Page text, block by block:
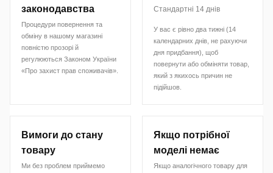
законодавства
Процедури повернення та
обміну в нашому магазині
повністю прозорі й
регулюються Законом України
«Про захист прав споживачів».
Стандартні 14 днів
У вас є рівно два тижні (14
календарних днів, не рахуючи
дня придбання), щоб
повернути або обміняти товар,
який з якихось причин не
підійшов.
Вимоги до стану
товару
Ми без проблем приймемо
Якщо потрібної
моделі немає
Якщо аналогічного товару для